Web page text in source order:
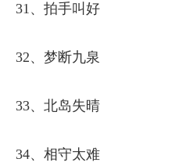
31、拍手叫好
32、梦断九泉
33、北岛失晴
34、相守太难